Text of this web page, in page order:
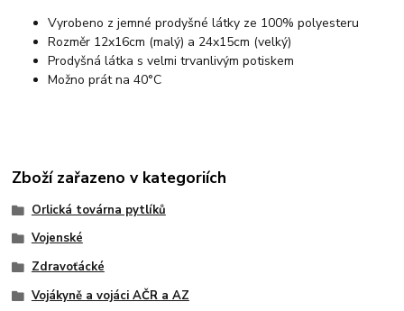
Vyrobeno z jemné prodyšné látky ze 100% polyesteru
Rozměr 12x16cm (malý) a 24x15cm (velký)
Prodyšná látka s velmi trvanlivým potiskem
Možno prát na 40°C
Zboží zařazeno v kategoriích
Orlická továrna pytlíků
Vojenské
Zdravoťácké
Vojákyně a vojáci AČR a AZ